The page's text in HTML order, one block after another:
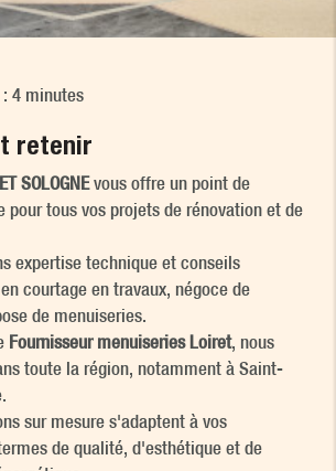
4 minutes
retenir
SOLOGNEvous offre un point de
pour tous vos projets de rénovation et de
expertise technique et conseils
courtage en travaux, négoce de
de menuiseries.
Fournisseur menuiseries Loiret, nous
toute la région, notamment à Saint-
sur mesure s'adaptent à vos
de qualité, d'esthétique et de